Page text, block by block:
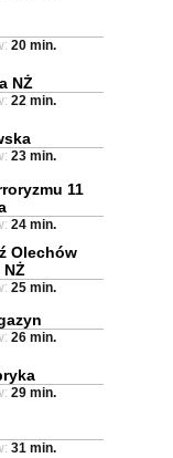
20 min.
NŻ
22 min.
23 min.
11
24 min.
Olechów
25 min.
26 min.
29 min.
31 min.